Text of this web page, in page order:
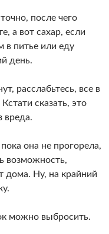
после чего
а вот сахар, если
в питье или еду
день.
расслабьтесь, все в
сказать, это
вреда.
она не прогорела,
возможность,
дома. Ну, на крайний
можно выбросить.